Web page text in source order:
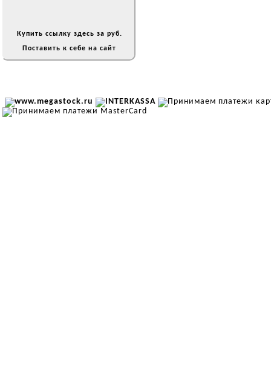
Купить ссылку здесь за руб.
Поставить к себе на сайт